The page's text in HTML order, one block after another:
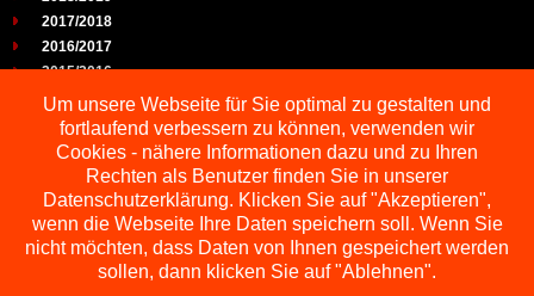
2017/2018
2016/2017
2015/2016
2014/2015
2013/2014
2012/2013
2011/2012
2010/2011
2009/2010
Um unsere Webseite für Sie optimal zu gestalten und
fortlaufend verbessern zu können, verwenden wir
Cookies - nähere Informationen dazu und zu Ihren
Rechten als Benutzer finden Sie in unserer
Datenschutzerklärung. Klicken Sie auf "Akzeptieren",
wenn die Webseite Ihre Daten speichern soll. Wenn Sie
nicht möchten, dass Daten von Ihnen gespeichert werden
sollen, dann klicken Sie auf "Ablehnen".